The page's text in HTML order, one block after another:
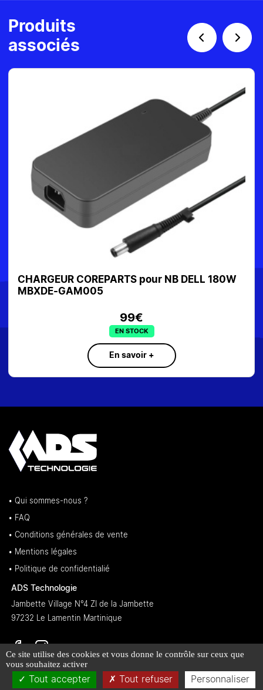
Produits
associés
pour NB DELL 180W
CHARGEUR
• Qui sommes-nous ?
• FAQ
• Conditions générales de vente
• Mentions légales
• Politique de confidentialié
ADS Technologie
Jambette Village N°4 ZI de la Jambette
97232 Le Lamentin Martinique
Ce site utilise des cookies et vous donne le contrôle sur ceux que
vous souhaitez activer
Tout accepter
Tout refuser Personnaliser